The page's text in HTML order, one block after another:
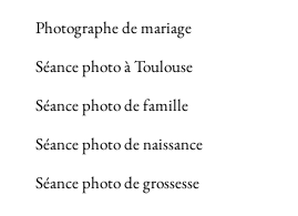
Photographe de mariage
Séance photo à Toulouse
Séance photo de famille
Séance photo de naissance
Séance photo de grossesse